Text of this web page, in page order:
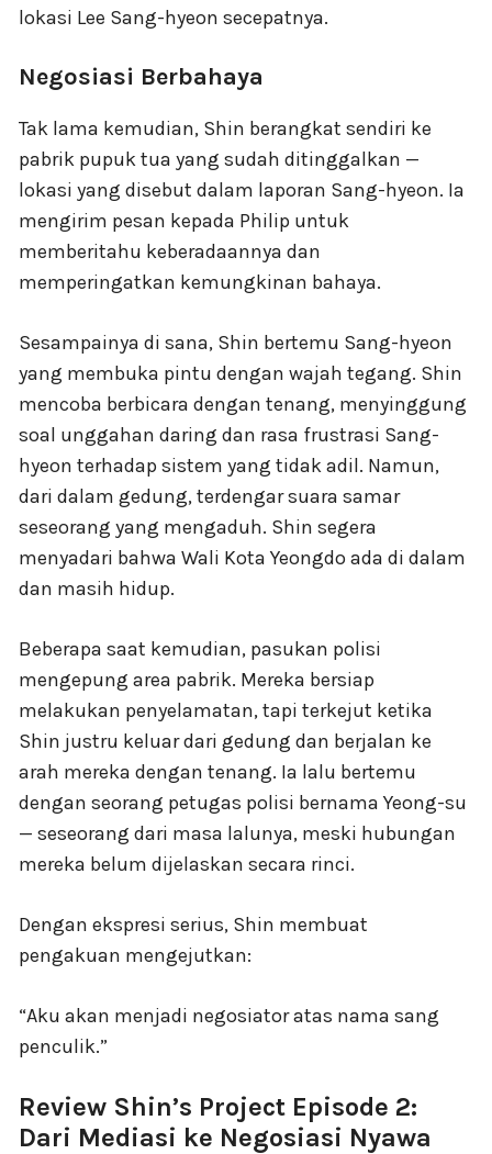
lokasi Lee Sang-hyeon secepatnya.
Negosiasi Berbahaya
Tak lama kemudian, Shin berangkat sendiri ke
pabrik pupuk tua yang sudah ditinggalkan —
lokasi yang disebut dalam laporan Sang-hyeon. Ia
mengirim pesan kepada Philip untuk
memberitahu keberadaannya dan
memperingatkan kemungkinan bahaya.
Sesampainya di sana, Shin bertemu Sang-hyeon
yang membuka pintu dengan wajah tegang. Shin
mencoba berbicara dengan tenang, menyinggung
soal unggahan daring dan rasa frustrasi Sang-
hyeon terhadap sistem yang tidak adil. Namun,
dari dalam gedung, terdengar suara samar
seseorang yang mengaduh. Shin segera
menyadari bahwa Wali Kota Yeongdo ada di dalam
dan masih hidup.
Beberapa saat kemudian, pasukan polisi
mengepung area pabrik. Mereka bersiap
melakukan penyelamatan, tapi terkejut ketika
Shin justru keluar dari gedung dan berjalan ke
arah mereka dengan tenang. Ia lalu bertemu
dengan seorang petugas polisi bernama Yeong-su
— seseorang dari masa lalunya, meski hubungan
mereka belum dijelaskan secara rinci.
Dengan ekspresi serius, Shin membuat
pengakuan mengejutkan:
“Aku akan menjadi negosiator atas nama sang
penculik.”
Review Shin’s Project Episode 2:
Dari Mediasi ke Negosiasi Nyawa